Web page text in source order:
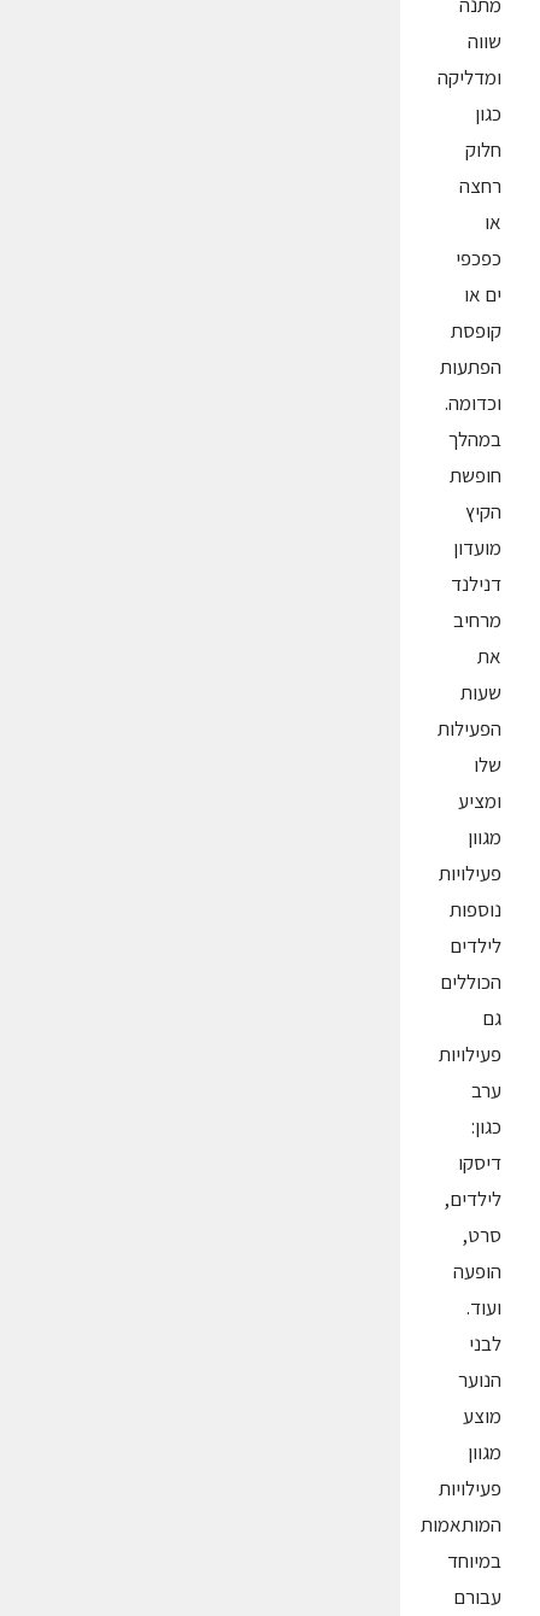
שווה
ומדליקה
כגון
חלוק
רחצה
או
כפכפי
ים או
קופסת
הפתעות
וכדומה.
במהלך
חופשת
הקיץ
מועדון
דנילנד
מרחיב
את
שעות
הפעילות
שלו
ומציע
מגוון
פעילויות
נוספות
לילדים
הכוללים
גם
פעילויות
ערב
כגון:
דיסקו
לילדים,
סרט,
הופעה
ועוד.
לבני
הנוער
מוצע
מגוון
פעילויות
המותאמות
במיוחד
עבורם